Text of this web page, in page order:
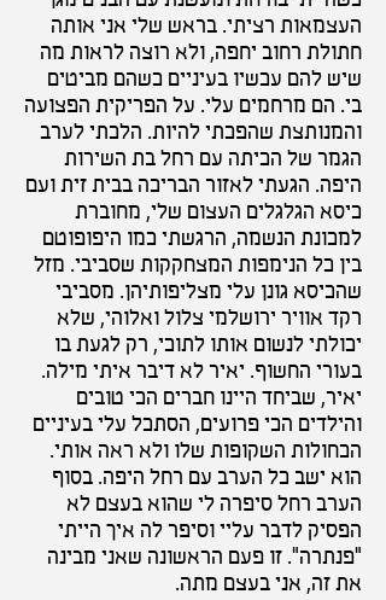
העצמאות רציתי. בראש שלי אני אותה
חתולת רחוב יחפה, ולא רוצה לראות מה
שיש להם עכשיו בעיניים כשהם מביטים
בי. הם מרחמים עלי. על הפריקית הפצועה
והמנותצת שהפכתי להיות. הלכתי לערב
הגמר של הכיתה עם רחל בת השירות
היפה. הגעתי לאזור הבריכה בבית זית ועם
כיסא הגלגלים העצום שלי, מחוברת
למכונת הנשמה, הרגשתי כמו היפופוטם
בין כל הנימפות המצחקקות שסביבי. מזל
שהכיסא גונן עלי מצליפותיהן. מסביבי
רקד אוויר ירושלמי צלול ואלוהי, שלא
יכולתי לנשום אותו לתוכי, רק לגעת בו
בעורי החשוף. יאיר לא דיבר איתי מילה.
יאיר, שביחד היינו חברים הכי טובים
והילדים הכי פרועים, הסתכל עלי בעיניים
הכחולות השקופות שלו ולא ראה אותי.
הוא ישב כל הערב עם רחל היפה. בסוף
הערב רחל סיפרה לי שהוא בעצם לא
הפסיק לדבר עליי וסיפר לה איך הייתי
"פנתרה". זו פעם הראשונה שאני מבינה
את זה, אני בעצם מתה.